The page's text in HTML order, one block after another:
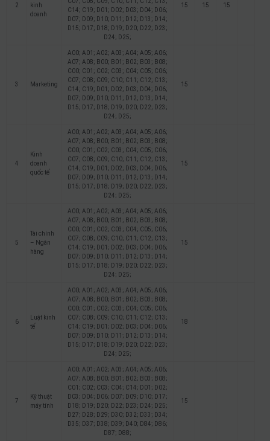
2
kinh
doanh
C14; C19; D01; D02; D03; D04; D06;
D07; D09; D10; D11; D12; D13; D14;
D15; D17; D18; D19; D20; D22; D23;
D24; D25;
15 15 15
3 Marketing
A00; A01; A02; A03; A04; A05; A06;
A07; A08; B00; B01; B02; B03; B08;
C00; C01; C02; C03; C04; C05; C06;
C07; C08; C09; C10; C11; C12; C13;
C14; C19; D01; D02; D03; D04; D06;
D07; D09; D10; D11; D12; D13; D14;
D15; D17; D18; D19; D20; D22; D23;
D24; D25;
15
4
Kinh
doanh
quốc tế
A00; A01; A02; A03; A04; A05; A06;
A07; A08; B00; B01; B02; B03; B08;
C00; C01; C02; C03; C04; C05; C06;
C07; C08; C09; C10; C11; C12; C13;
C14; C19; D01; D02; D03; D04; D06;
D07; D09; D10; D11; D12; D13; D14;
D15; D17; D18; D19; D20; D22; D23;
D24; D25;
15
5
Tài chính
– Ngân
hàng
A00; A01; A02; A03; A04; A05; A06;
A07; A08; B00; B01; B02; B03; B08;
C00; C01; C02; C03; C04; C05; C06;
C07; C08; C09; C10; C11; C12; C13;
C14; C19; D01; D02; D03; D04; D06;
D07; D09; D10; D11; D12; D13; D14;
D15; D17; D18; D19; D20; D22; D23;
D24; D25;
15
6
Luật kinh
tế
A00; A01; A02; A03; A04; A05; A06;
A07; A08; B00; B01; B02; B03; B08;
C00; C01; C02; C03; C04; C05; C06;
C07; C08; C09; C10; C11; C12; C13;
C14; C19; D01; D02; D03; D04; D06;
D07; D09; D10; D11; D12; D13; D14;
D15; D17; D18; D19; D20; D22; D23;
D24; D25;
18
7
Kỹ thuật
máy tính
A00; A01; A02; A03; A04; A05; A06;
A07; A08; B00; B01; B02; B03; B08;
C01; C02; C03; C04; C14; D01; D02;
D03; D04; D06; D07; D09; D10; D17;
D18; D19; D20; D22; D23; D24; D25;
D27; D28; D29; D30; D32; D33; D34;
D35; D37; D38; D39; D40; D84; D86;
D87; D88;
15